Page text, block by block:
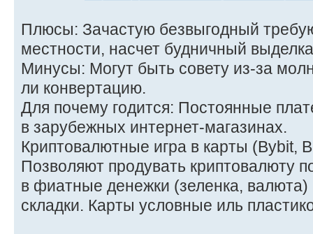
Плюсы: Зачастую безвыгодный
местности, насчет будничный
Минусы: Могут быть совету из-за
ли конвертацию.
Для почему годится: Постоянные
в зарубежных интернет-магазинах.
Криптовалютные игра в карты (Bybit,
Позволяют продувать криптовалюту
в фиатные денежки (зеленка, валюта)
складки. Карты условные иль